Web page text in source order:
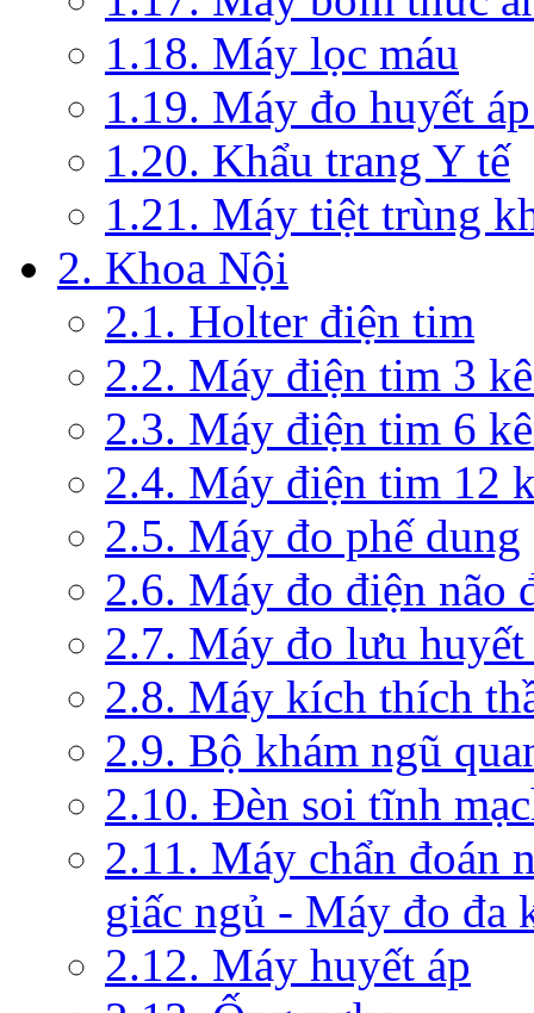
1.18. Máy lọc máu
1.19. Máy đo huyết
1.20. Khẩu trang Y tế
1.21. Máy tiệt trùng
2. Khoa Nội
2.1. Holter điện tim
2.2. Máy điện tim 3
2.3. Máy điện tim 6
2.4. Máy điện tim 12
2.5. Máy đo phế dung
2.6. Máy đo điện não
2.7. Máy đo lưu
2.8. Máy kích thích
2.9. Bộ khám ngũ
2.10. Đèn soi tĩnh
2.11. Máy chẩn đoán
giấc ngủ - Máy đo đa
2.12. Máy huyết áp